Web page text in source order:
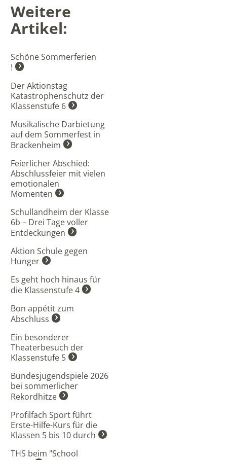
Weitere
Artikel:
Schöne Sommerferien
!
Der Aktionstag
Katastrophenschutz der
Klassenstufe 6
Musikalische Darbietung
auf dem Sommerfest in
Brackenheim
Feierlicher Abschied:
Abschlussfeier mit vielen
emotionalen
Momenten
Schullandheim der Klasse
6b – Drei Tage voller
Entdeckungen
Aktion Schule gegen
Hunger
Es geht hoch hinaus für
die Klassenstufe 4
Bon appétit zum
Abschluss
Ein besonderer
Theaterbesuch der
Klassenstufe 5
Bundesjugendspiele 2026
bei sommerlicher
Rekordhitze
Profilfach Sport führt
Erste-Hilfe-Kurs für die
Klassen 5 bis 10 durch
THS beim "School